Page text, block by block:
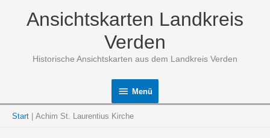
Ansichtskarten Landkreis
Verden
Historische Ansichtskarten aus dem Landkreis Verden
Menü
Menü
Start Achim St. Laurentius Kirche